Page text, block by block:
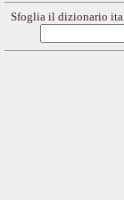
Sfoglia il dizionario